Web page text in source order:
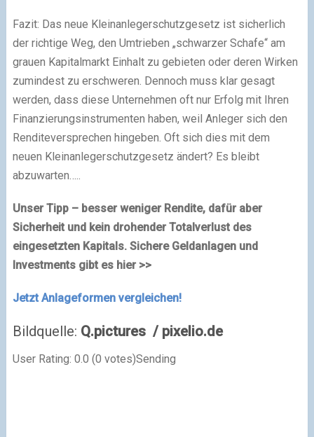
Fazit: Das neue Kleinanlegerschutzgesetz ist sicherlich
der richtige Weg, den Umtrieben „schwarzer Schafe“ am
grauen Kapitalmarkt Einhalt zu gebieten oder deren Wirken
zumindest zu erschweren. Dennoch muss klar gesagt
werden, dass diese Unternehmen oft nur Erfolg mit Ihren
Finanzierungsinstrumenten haben, weil Anleger sich den
Renditeversprechen hingeben. Oft sich dies mit dem
neuen Kleinanlegerschutzgesetz ändert? Es bleibt
abzuwarten…..
Unser Tipp – besser weniger Rendite, dafür aber
Sicherheit und kein drohender Totalverlust des
eingesetzten Kapitals. Sichere Geldanlagen und
Investments gibt es hier >>
Jetzt Anlageformen vergleichen!
Bildquelle: Q.pictures / pixelio.de
User Rating: 0.0 (0 votes)Sending